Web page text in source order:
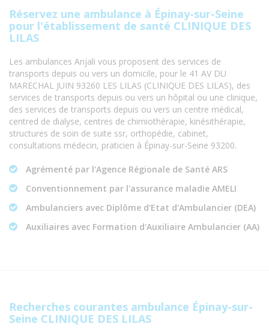
Réservez une ambulance à Épinay-sur-Seine
pour l'établissement de santé CLINIQUE DES
LILAS
Les ambulances Anjali vous proposent des services de
transports depuis ou vers un domicile, pour le 41 AV DU
MARECHAL JUIN 93260 LES LILAS (CLINIQUE DES LILAS), des
services de transports depuis ou vers un hôpital ou une clinique,
des services de transports depuis ou vers un centre médical,
centred de dialyse, centres de chimiothérapie, kinésithérapie,
structures de soin de suite ssr, orthopédie, cabinet,
consultations médecin, praticien à Épinay-sur-Seine 93200.
Agrémenté par l'Agence Régionale de Santé ARS
Conventionnement par l'assurance maladie AMELI
Ambulanciers avec Diplôme d'Etat d'Ambulancier (DEA)
Auxiliaires avec Formation d'Auxiliaire Ambulancier (AA)
Recherches courantes ambulance Épinay-sur-
Seine CLINIQUE DES LILAS